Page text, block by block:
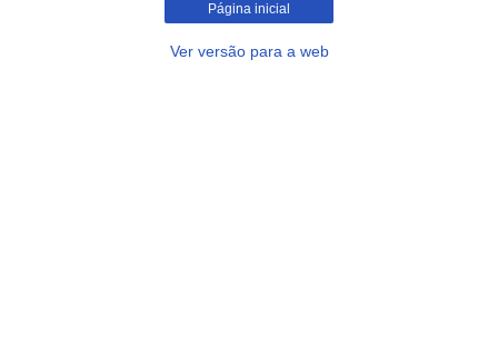
Página inicial
Ver versão para a web